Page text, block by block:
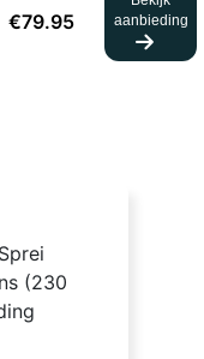
€79.95
aanbieding